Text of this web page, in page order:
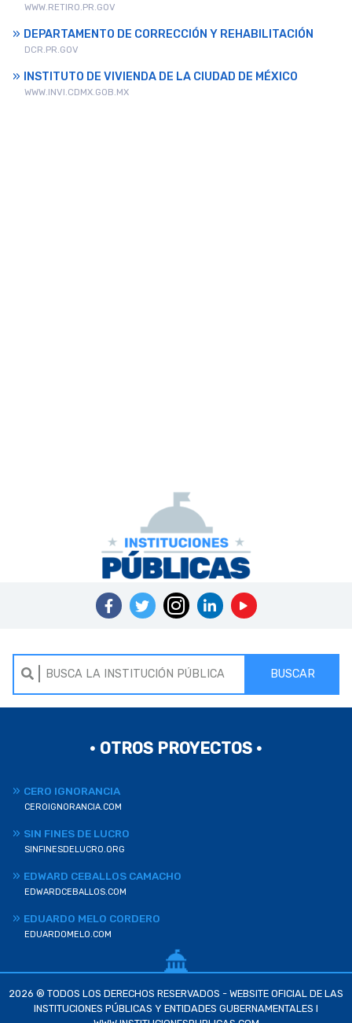
WWW.RETIRO.PR.GOV
DEPARTAMENTO DE CORRECCIÓN Y REHABILITACIÓN
DCR.PR.GOV
INSTITUTO DE VIVIENDA DE LA CIUDAD DE MÉXICO
WWW.INVI.CDMX.GOB.MX
BUSCAR
• OTROS PROYECTOS •
CERO IGNORANCIA
CEROIGNORANCIA.COM
SIN FINES DE LUCRO
SINFINESDELUCRO.ORG
EDWARD CEBALLOS CAMACHO
EDWARDCEBALLOS.COM
EDUARDO MELO CORDERO
EDUARDOMELO.COM
2026 ® TODOS LOS DERECHOS RESERVADOS - WEBSITE OFICIAL DE LAS
INSTITUCIONES PÚBLICAS Y ENTIDADES GUBERNAMENTALES I